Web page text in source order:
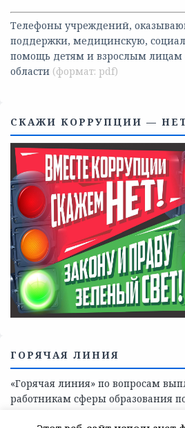
Телефоны учреждений,
поддержки, медицинскую,
помощь детям и взрослым лицам
области
СКАЖИ КОРРУПЦИИ — НЕТ